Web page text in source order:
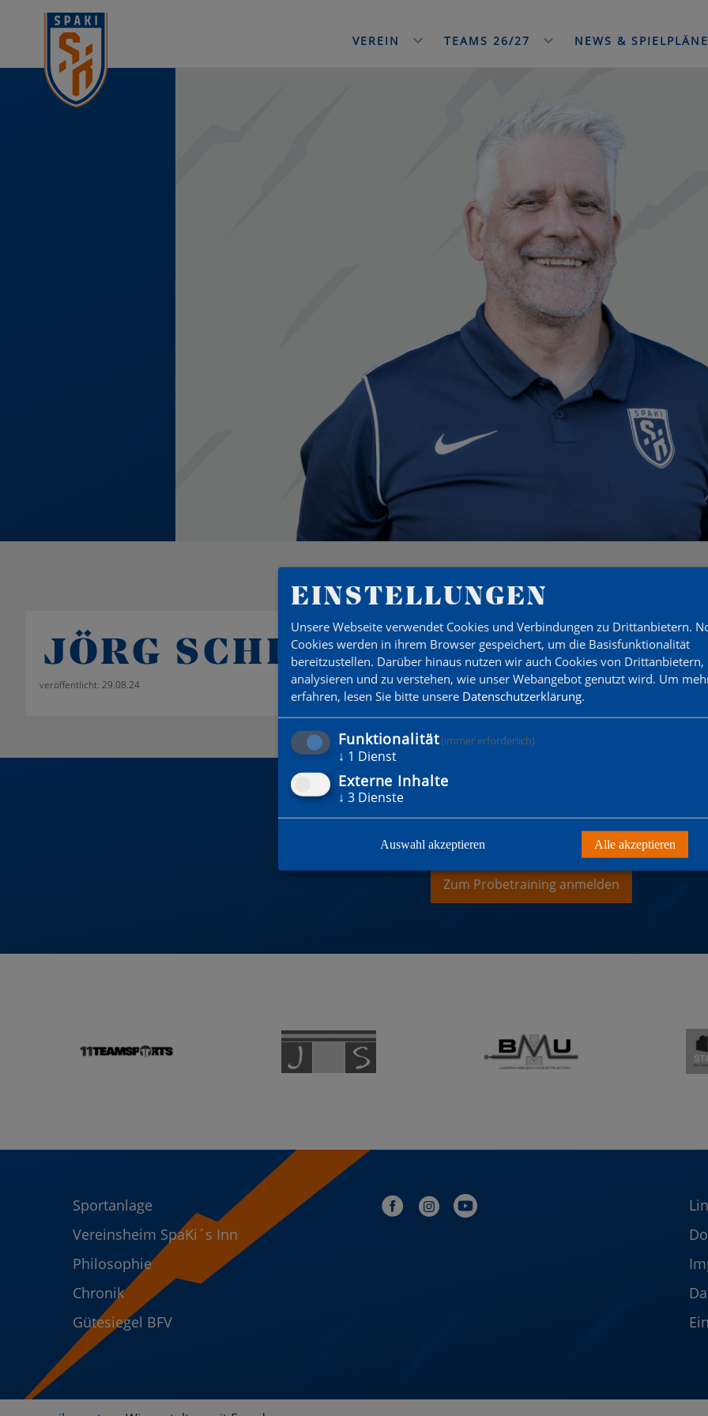
VEREIN TEAMS 26/27 NEWS &
JÖRG SCHIEFER TR
veröffentlicht: 29.08.24
DU WILLST MITGLIED
Zum Probetraining anmelden
Sportanlage
Vereinsheim SpaKi´s Inn
Philosophie
Chronik
Gütesiegel BFV
EINSTELLUNGEN
Unsere Webseite verwendet Cookies und Verbindungen zu Drittanbietern.
Cookies werden in ihrem Browser gespeichert, um die Basisfunktionalität
bereitzustellen. Darüber hinaus nutzen wir auch Cookies von Drittanbietern,
analysieren und zu verstehen, wie unser Webangebot genutzt wird. Um
erfahren, lesen Sie bitte unsere Datenschutzerklärung.
Funktionalität(immer erforderlich)
↓ 1 Dienst
Externe Inhalte
↓ 3 Dienste
Auswahl akzeptieren Alle akzeptieren